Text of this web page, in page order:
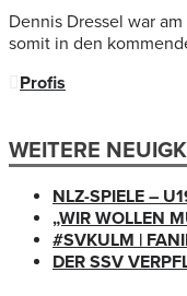
Dennis Dressel war
somit in den
Profis
WEITERE
NLZ-SPIELE –
„WIR WOLLEN
#SVKULM |
DER SSV